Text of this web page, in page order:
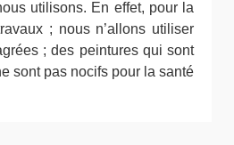
utilisons. En effet, pour la
; nous n’allons utiliser
; des peintures qui sont
sont pas nocifs pour la santé